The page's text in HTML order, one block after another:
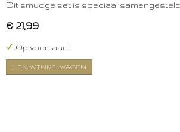
Dit smudge set is speciaal samengesteld
€ 21,99
✓ Op voorraad
IN WINKELWAGEN